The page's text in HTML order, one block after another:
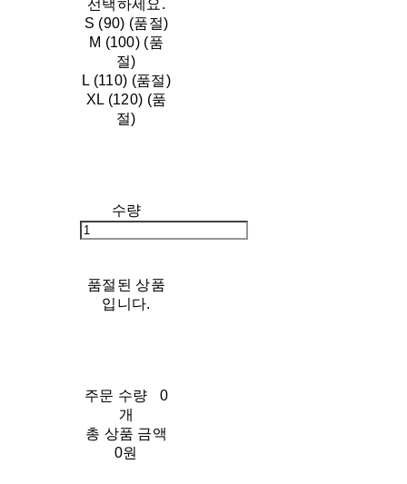
선택하세요.
S (90) (품절)
M (100) (품
절)
L (110) (품절)
XL (120) (품
절)
수량
품절된 상품
입니다.
주문 수량
0
개
총 상품 금액
0원